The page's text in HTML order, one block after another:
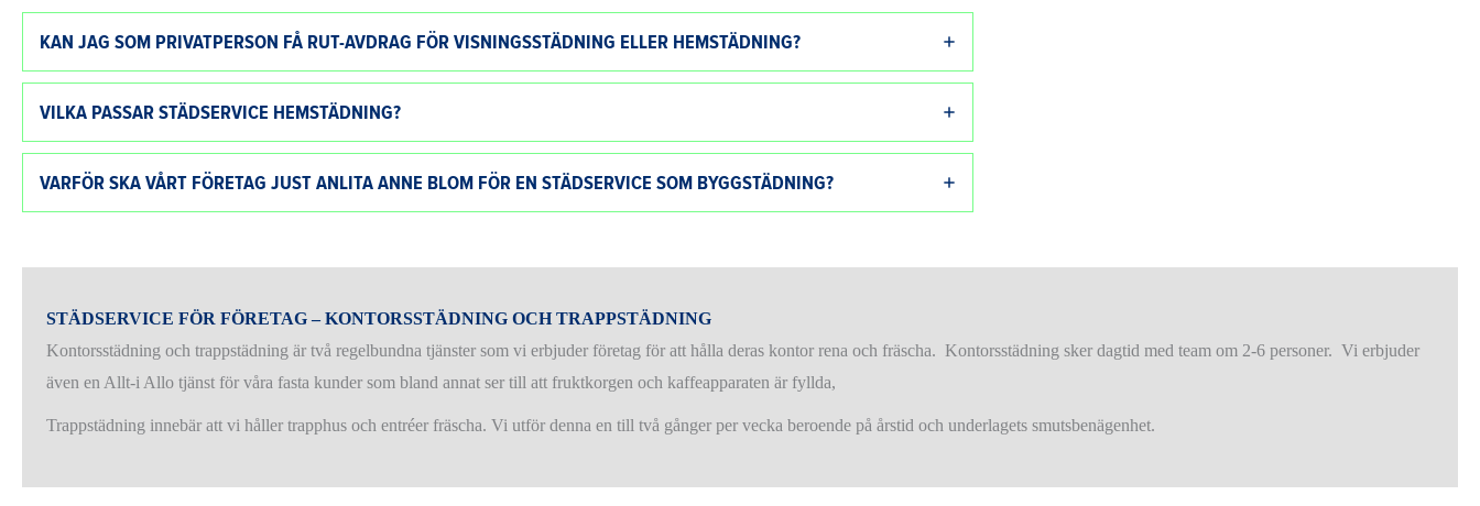
KAN JAG SOM PRIVATPERSON FÅ RUT-AVDRAG FÖR VISNINGSSTÄDNING ELLER HEMSTÄDNING?
VILKA PASSAR STÄDSERVICE HEMSTÄDNING?
VARFÖR SKA VÅRT FÖRETAG JUST ANLITA ANNE BLOM FÖR EN STÄDSERVICE SOM BYGGSTÄDNING?
STÄDSERVICE FÖR FÖRETAG – KONTORSSTÄDNING OCH TRAPPSTÄDNING
Kontorsstädning och trappstädning är två regelbundna tjänster som vi erbjuder företag för att hålla deras kontor rena och fräscha. Kontorsstädning sker dagtid med team om 2-6 personer. Vi erbjuder
även en Allt-i Allo tjänst för våra fasta kunder som bland annat ser till att fruktkorgen och kaffeapparaten är fyllda,
Trappstädning innebär att vi håller trapphus och entréer fräscha. Vi utför denna en till två gånger per vecka beroende på årstid och underlagets smutsbenägenhet.